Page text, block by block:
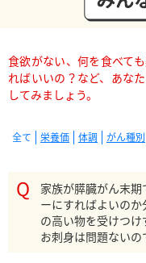
食欲がない、何を食べて
ればいいの？など、あな
してみましょう。
全て 栄養価 体調 がん種別
家族が膵臓がん末
ーにすればよいの
の高い物を受けつけ
お刺身は問題ないの